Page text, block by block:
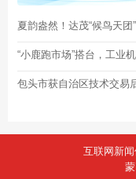
夏韵盎然！达茂“候鸟天
“小鹿跑市场”搭台，工业
包头市获自治区技术交易
互联网新